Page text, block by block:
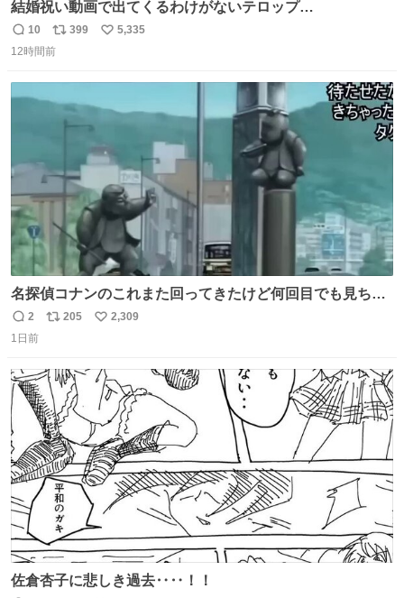
結婚祝い動画で出てくるわけがないテロップ
youtu.be/4pJ7U22AYtw
返
信
10
リ
ポ
399
い
5,335
12時間前
名探偵コナンのこれまた回ってきたけど何回目でも見ちゃ
う魔力あるのよな
返
信
2
リ
ト
数
205
い
数
2,309
1日前
佐倉杏子に悲しき過去‥‥！！